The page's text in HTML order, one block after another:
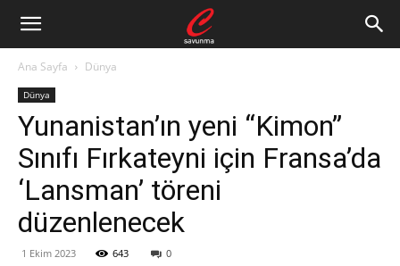
Ana Sayfa Dünya
Dünya
Yunanistan’ın yeni “Kimon”
Sınıfı Fırkateyni için Fransa’da
‘Lansman’ töreni
düzenlenecek
1 Ekim 2023 643 0